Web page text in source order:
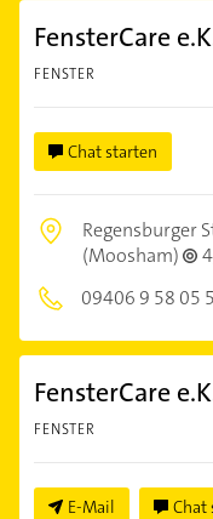
FensterCare
FENSTER
Chat starten
Regensburger
(Moosham)
09406 9 58 05
FensterCare
FENSTER
E-Mail Chat